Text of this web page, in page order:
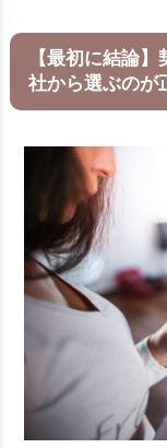
【最初に結論
社から選ぶのが